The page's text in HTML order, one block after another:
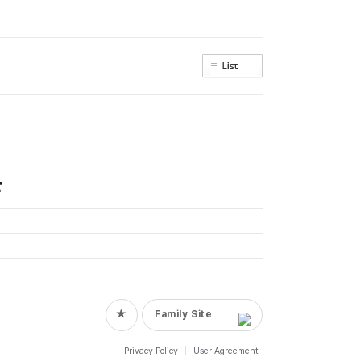
Family Site
★
Privacy Policy User Agreement